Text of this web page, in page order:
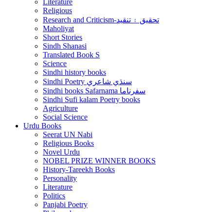
Religious
Research and Criticism-تحقيق ۽ تنقيد
Maholiyat
Short Stories
Sindh Shanasi
Translated Book S
Science
Sindhi history books
Sindhi Poetry سنڌي شاعري
Sindhi books Safarnama سفرناما
Sindhi Sufi kalam Poetry books
Agriculture
Social Science
Urdu Books
Seerat UN Nabi
Religious Books
Novel Urdu
NOBEL PRIZE WINNER BOOKS
History-Tareekh Books
Personality
Literature
Politics
Panjabi Poetry